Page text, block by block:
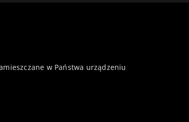
w Państwa urządzeniu